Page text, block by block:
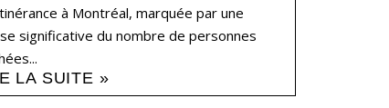
à Montréal, marquée par une
significative du nombre de personnes
LA SUITE »